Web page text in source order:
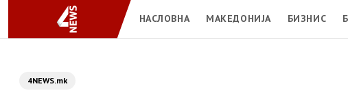
НАСЛОВНА МАКЕДОНИЈА БИЗНИС
4NEWS.mk